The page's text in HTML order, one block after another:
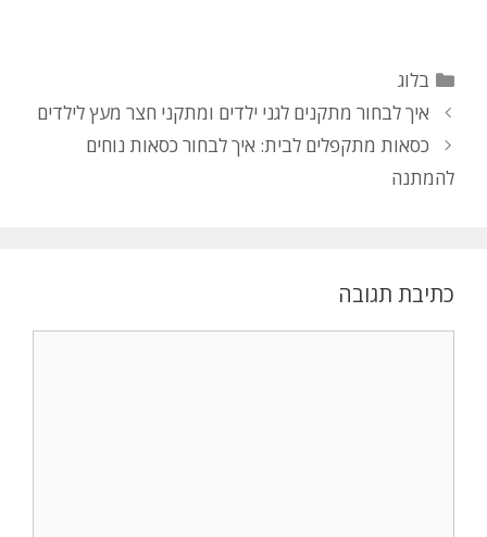
בלוג
איך לבחור מתקנים לגני ילדים ומתקני חצר מעץ לילדים
כסאות מתקפלים לבית: איך לבחור כסאות נוחים
להמתנה
כתיבת תגובה